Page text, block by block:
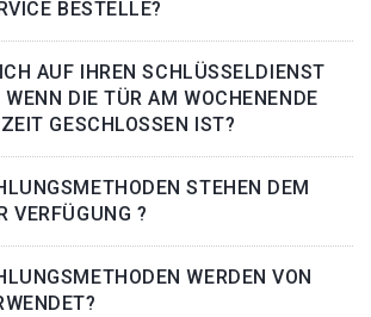
BESTELLE?
AUF IHREN SCHLÜSSELDIENST
DIE TÜR AM WOCHENENDE
GESCHLOSSEN IST?
STEHEN DEM
VERFÜGUNG ?
WERDEN VON